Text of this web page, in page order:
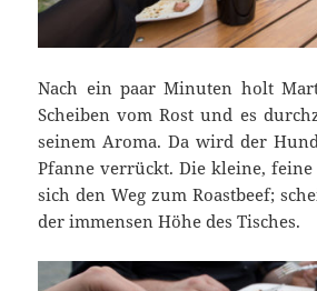
Nach ein paar Minuten holt
Scheiben vom Rost und es
seinem Aroma. Da wird der
Pfanne verrückt. Die kleine,
sich den Weg zum Roastbeef;
der immensen Höhe des Tisches.